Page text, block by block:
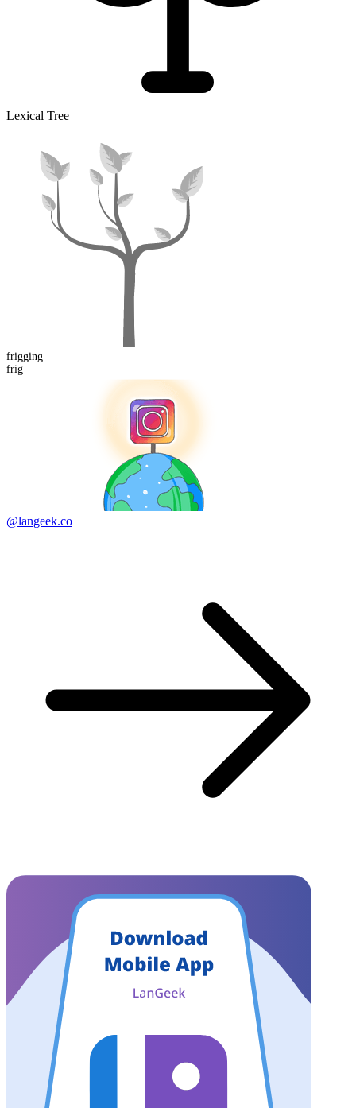
Lexical Tree
frigging
frig
@langeek.co